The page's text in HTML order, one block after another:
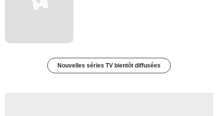
Nouvelles séries TV bientôt diffusées